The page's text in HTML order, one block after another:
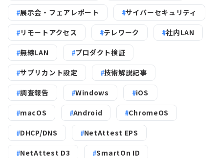
展示会・フェアレポート サイバーセキュリティ
リモートアクセス テレワーク 社内LAN
無線LAN プロダクト検証
サプリカント設定 技術解説記事
調査報告 Windows iOS
macOS Android ChromeOS
DHCP/DNS NetAttest EPS
NetAttest D3 SmartOn ID